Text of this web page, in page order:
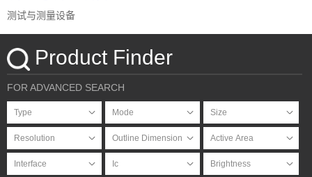
测试与测量设备
Product Finder
FOR ADVANCED SEARCH